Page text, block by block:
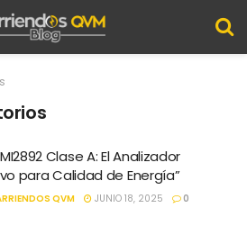
Clase A: El Analizador
para Calidad de Energía”
QVM JUNIO 18, 2025 0